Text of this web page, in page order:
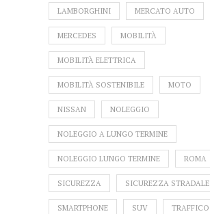
LAMBORGHINI MERCATO AUTO
MERCEDES MOBILITÀ
MOBILITÀ ELETTRICA
MOBILITÀ SOSTENIBILE MOTO
NISSAN NOLEGGIO
NOLEGGIO A LUNGO TERMINE
NOLEGGIO LUNGO TERMINE ROMA
SICUREZZA SICUREZZA STRADALE
SMARTPHONE SUV TRAFFICO